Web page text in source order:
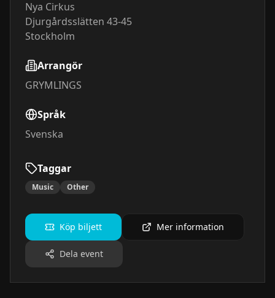
Nya Cirkus
Djurgårdsslätten 43-45
Stockholm
Arrangör
GRYMLINGS
Språk
Svenska
Taggar
Music Other
Köp biljett Mer information
Dela event